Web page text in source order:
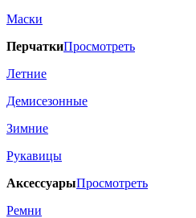
Маски
ПерчаткиПросмотреть
Летние
Демисезонные
Зимние
Рукавицы
АксессуарыПросмотреть
Ремни